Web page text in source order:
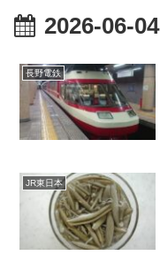
2026-06-04
長野電鉄
JR東日本